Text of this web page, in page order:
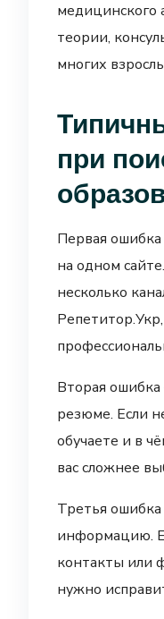
медицинского
теории,
многих
при
Первая
на одном
несколько
Вторая
резюме. Если
обучаете и в
вас сложнее
Третья
информацию.
контакты или
нужно